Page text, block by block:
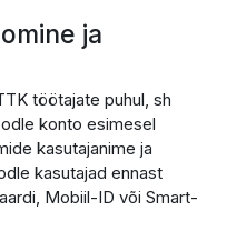
ja
töötajate puhul, sh
konto esimesel
kasutajanime ja
kasutajad ennast
Mobiil-ID või Smart-